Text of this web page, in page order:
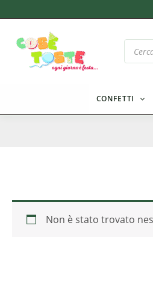
al
contenuto
Products
search
CONFETTI
Non è stato trovato